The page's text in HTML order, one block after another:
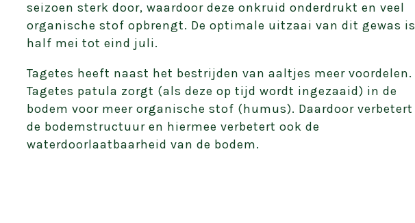
seizoen sterk door, waardoor deze onkruid onderdrukt en veel
organische stof opbrengt. De optimale uitzaai van dit gewas is
half mei tot eind juli.
Tagetes heeft naast het bestrijden van aaltjes meer voordelen.
Tagetes patula zorgt (als deze op tijd wordt ingezaaid) in de
bodem voor meer organische stof (humus). Daardoor verbetert
de bodemstructuur en hiermee verbetert ook de
waterdoorlaatbaarheid van de bodem.